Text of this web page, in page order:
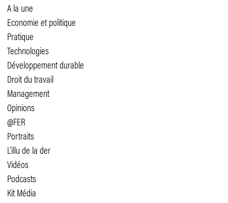
A la une
Economie et politique
Pratique
Technologies
Développement durable
Droit du travail
Management
Opinions
@FER
Portraits
L'illu de la der
Vidéos
Podcasts
Kit Média